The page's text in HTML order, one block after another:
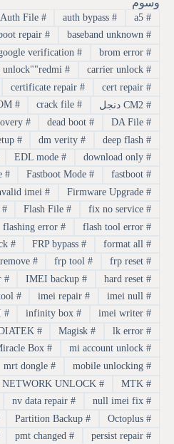
#
a5
#
auth bypass
#
Auth File
#
baseband unknown
#
boot repair
#
brom error
#
bypass google verification
#
carrier unlock
#
carrier unlock""redmi
#
cert repair
#
certificate repair
#CM2 دنجل #
crack file
#
custom ROM
#
DA File
#
dead boot
#
dead recovery
#
deep flash
#
dm verity
#
dongle setup
#
download only
#
EDL mode
#
fastboot
#
Fastboot Mode
#
firehose
#
Firmware Upgrade
#
fix invalid imei
#
fix no service
#
Flash File
#
#
flash tool error
#
flashing error
#
format all
#
FRP bypass
#
FRP Lock
#
frp reset
#
frp tool
#
Google account remove
#
hard reset
#
IMEI backup
#
imei changer
#
imei null
#
imei repair
#
imei tool
#
imei writer
#
infinity box
#
#
lk error
#
Magisk
#
#
mi account unlock
#
Miracle Box
#
mobile unlocking
#
mrt dongle
#
MTK
#
NETWORK UNLOCK
#
null imei fix
#
nv data repair
#
Octoplus
#
Partition Backup
#
persist repair
#
pmt changed